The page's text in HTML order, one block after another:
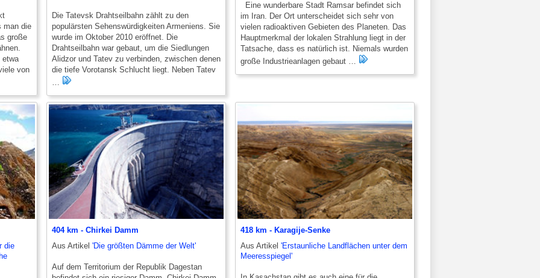
man die
große
etwa
von
Die Tatevsk Drahtseilbahn zählt zu den
populärsten Sehenswürdigkeiten Armeniens. Sie
wurde im Oktober 2010 eröffnet. Die
Drahtseilbahn war gebaut, um die Siedlungen
Alidzor und Tatev zu verbinden, zwischen denen
die tiefe Vorotansk Schlucht liegt. Neben Tatev
…
Eine wunderbare Stadt Ramsar befindet sich
im Iran. Der Ort unterscheidet sich sehr von
vielen radioaktiven Gebieten des Planeten. Das
Hauptmerkmal der lokalen Strahlung liegt in der
Tatsache, dass es natürlich ist. Niemals wurden
große Industrieanlagen gebaut …
die
404 km - Chirkei Damm
Aus Artikel 'Die größten Dämme der Welt'
Auf dem Territorium der Republik Dagestan
418 km - Karagije-Senke
Aus Artikel 'Erstaunliche Landflächen unter dem
Meeresspiegel'